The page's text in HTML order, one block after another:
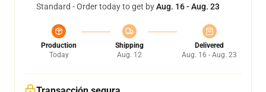
Standard - Order today to get byAug. 16 - Aug. 23
Production
Today
Shipping
Aug. 12
Delivered
Aug. 16 - Aug. 23